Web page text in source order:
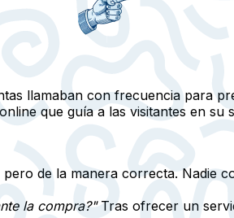
llamaban con frecuencia para
que guía a las visitantes en su
pero de la manera correcta. Nadie
la compra?"Tras ofrecer un